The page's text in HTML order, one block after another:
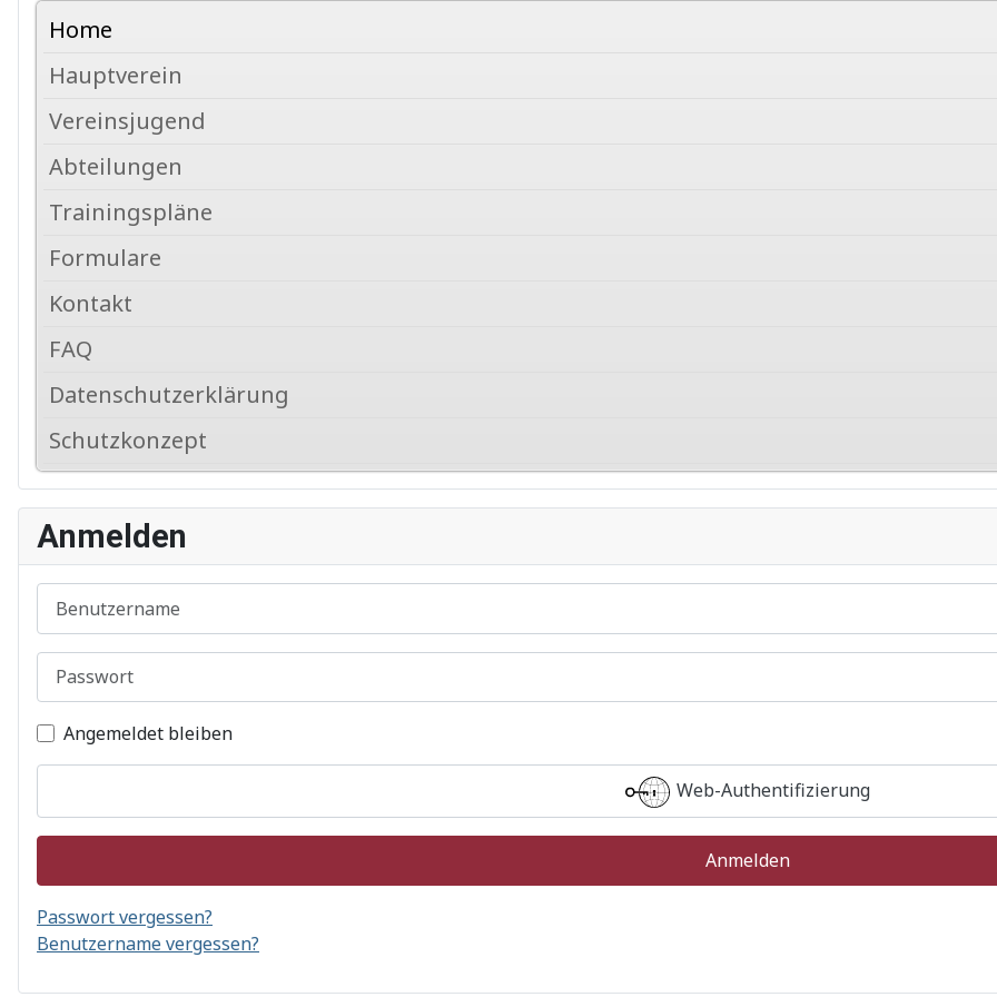
Home
Hauptverein
Vereinsjugend
Abteilungen
Trainingspläne
Formulare
Kontakt
FAQ
Datenschutzerklärung
Schutzkonzept
Anmelden
Benutzername
Passwort
Angemeldet bleiben
Web-Authentifizierung
Anmelden
Passwort vergessen?
Benutzername vergessen?